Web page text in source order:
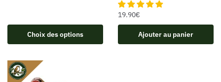
Choix des options
19.90€
Ajouter au panier